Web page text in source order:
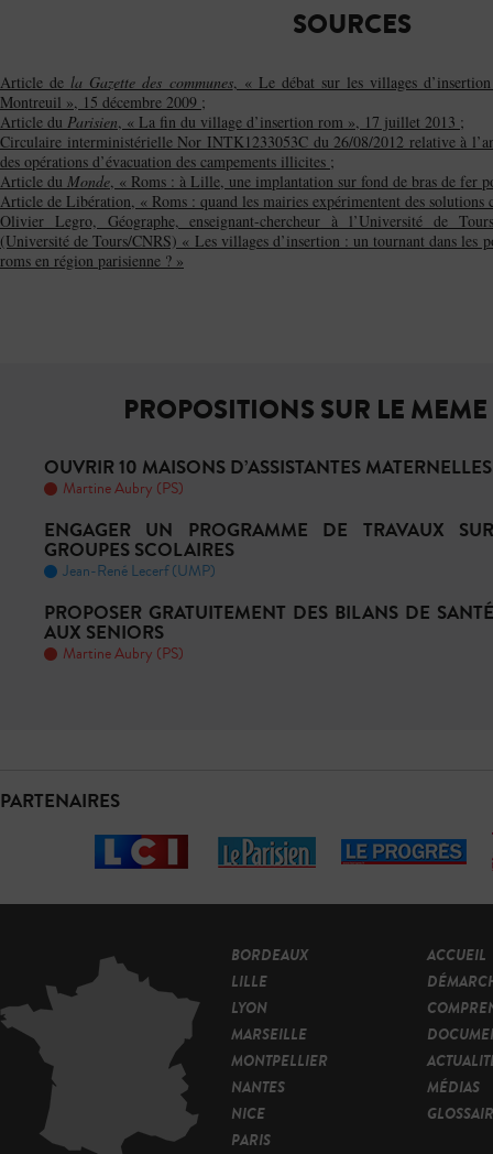
SOURCES
Article de la Gazette des communes, « Le débat sur les villages
Montreuil », 15 décembre 2009 ;
Article du Parisien, « La fin du village d’insertion rom », 17 juillet 2013 ;
Circulaire interministérielle Nor INTK1233053C du 26/08/2012 relative à
des opérations d’évacuation des campements illicites ;
Article du Monde, « Roms : à Lille, une implantation sur fond de bras de fer
Article de Libération, « Roms : quand les mairies expérimentent des solutions
Olivier Legro, Géographe, enseignant-chercheur à l’Université de
(Université de Tours/CNRS) « Les villages d’insertion : un tournant dans les
roms en région parisienne ? »
PROPOSITIONS SUR LE
OUVRIR 10 MAISONS D’ASSISTANTES MATERNELLES
Martine Aubry (PS)
ENGAGER UN PROGRAMME DE TRAVAUX
GROUPES SCOLAIRES
Jean-René Lecerf (UMP)
PROPOSER GRATUITEMENT DES BILANS DE
AUX SENIORS
Martine Aubry (PS)
PARTENAIRES
BORDEAUX
LILLE
LYON
MARSEILLE
MONTPELLIER
NANTES
NICE
PARIS
ACCUEIL
MÉDIAS